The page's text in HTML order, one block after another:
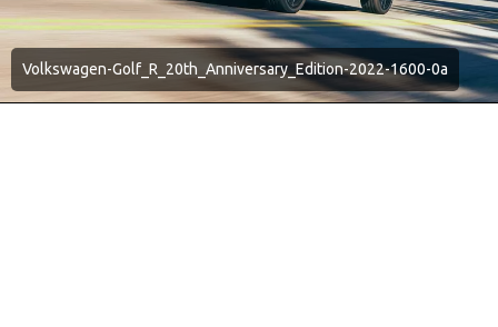
Volkswagen-Golf_R_20th_Anniversary_Edition-2022-1600-0a